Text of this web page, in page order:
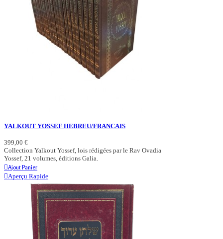
YALKOUT YOSSEF HEBREU/FRANCAIS
399,00 €
Collection Yalkout Yossef, lois rédigées par le Rav Ovadia
Yossef, 21 volumes, éditions Galia.
Ajout Panier
Aperçu Rapide